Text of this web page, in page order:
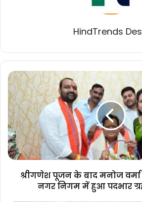
HindTrends
श्रीगणेश
पूजन
के
बाद
मनोज
वर्मा
ने
ली
जिम्मेदारी,
श्रीगणेश पूजन के बाद मनोज वर्मा
नगर निगम में हुआ पदभार